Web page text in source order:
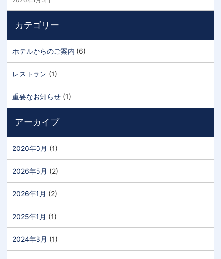
カテゴリー
ホテルからのご案内 (6)
レストラン (1)
重要なお知らせ (1)
アーカイブ
2026年6月 (1)
2026年5月 (2)
2026年1月 (2)
2025年1月 (1)
2024年8月 (1)